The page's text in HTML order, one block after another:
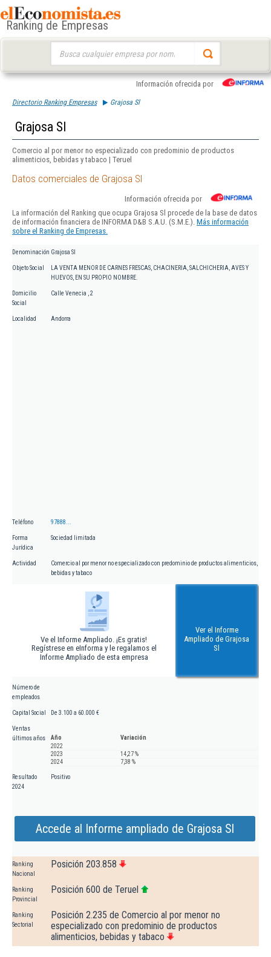
Ranking de Empresas
Información ofrecida por
Directorio Ranking Empresas Grajosa Sl
Grajosa Sl
Comercio al por menor no especializado con predominio de productos
alimenticios, bebidas y tabaco | Teruel
Datos comerciales de Grajosa Sl
Información ofrecida por
La información del Ranking que ocupa Grajosa Sl procede de la base de datos
de información financiera de INFORMA D&B S.A.U. (S.M.E.). Más información
sobre el Ranking de Empresas.
Denominación Grajosa Sl
Objeto Social
LA VENTA MENOR DE CARNES FRESCAS, CHACINERIA, SALCHICHERIA, AVES Y
HUEVOS, EN SU PROPIO NOMBRE.
Domicilio
Social
Calle Venecia , 2
Localidad Andorra
Teléfono 97888...
Forma
Jurídica
Sociedad limitada
Actividad
Comercio al por menor no especializado con predominio de productos alimenticios,
bebidas y tabaco
Ve el Informe Ampliado. ¡Es gratis!
Regístrese en eInforma y le regalamos el
Informe Ampliado de esta empresa
Ver el Informe
Ampliado de Grajosa
Sl
Número de
empleados
Capital Social De 3.100 a 60.000 €
Ventas
últimos años
Año
Variación
2022
2023
14,27 %
2024
7,38 %
Resultado
2024
Positivo
Accede al Informe ampliado de Grajosa Sl
Ranking
Nacional
Posición 203.858
Ranking
Provincial
Posición 600 de Teruel
Ranking
Sectorial
Posición 2.235 de Comercio al por menor no
especializado con predominio de productos
alimenticios, bebidas y tabaco